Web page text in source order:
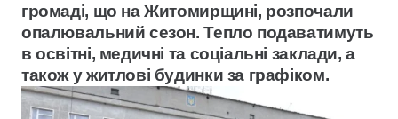
громаді, що на Житомирщині, розпочали
опалювальний сезон. Тепло подаватимуть
в освітні, медичні та соціальні заклади, а
також у житлові будинки за графіком.